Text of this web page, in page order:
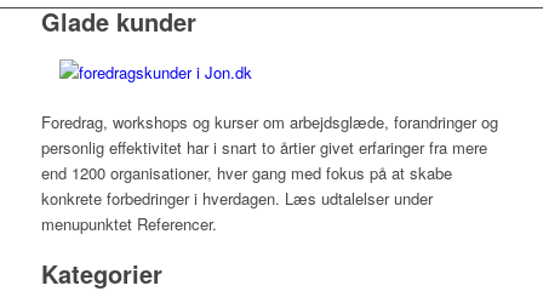
Glade kunder
Foredrag, workshops og kurser om arbejdsglæde, forandringer og
personlig effektivitet har i snart to årtier givet erfaringer fra mere
end 1200 organisationer, hver gang med fokus på at skabe
konkrete forbedringer i hverdagen. Læs udtalelser under
menupunktet Referencer.
Kategorier